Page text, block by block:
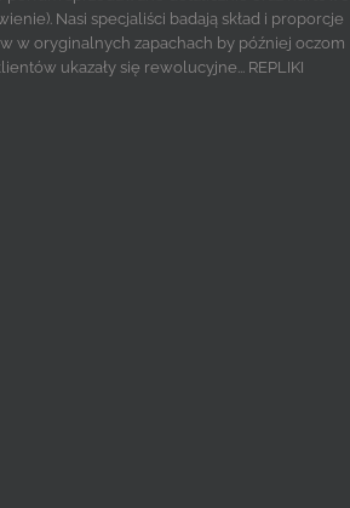
Nasi specjaliści badają skład i proporcje
w oryginalnych zapachach by później oczom
ukazały się rewolucyjne... REPLIKI